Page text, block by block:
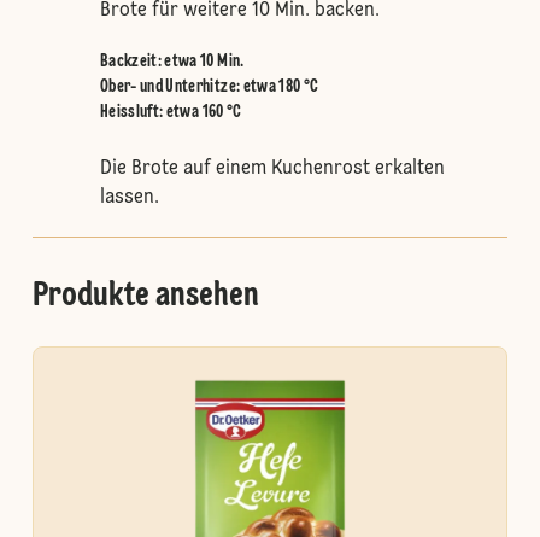
Brote für weitere 10 Min. backen.
Backzeit: etwa 10 Min.
Ober- und Unterhitze: etwa 180 °C
Heissluft: etwa 160 °C
Die Brote auf einem Kuchenrost erkalten
lassen.
Produkte ansehen